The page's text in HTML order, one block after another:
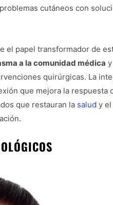
cutáneos con
el papel transformador de
a la comunidad médica
quirúrgicas. La
que mejora la
que restauran la salud y